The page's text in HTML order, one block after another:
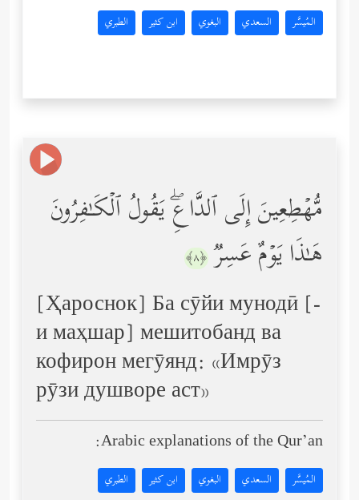
المُيسَّر السعدي البغوي ابن كثير الطبري
مُّهۡطِعِینَ إِلَى ٱلدَّاعِۖ یَقُولُ ٱلۡكَـٰفِرُونَ
هَـٰذَا یَوۡمٌ عَسِرࣱ ﴿٨﴾
[Ҳароснок] Ба сӯйи мунодӣ [-
и маҳшар] мешитобанд ва
кофирон мегӯянд: «Имрӯз
рӯзи душворе аст»
Arabic explanations of the Qur’an:
المُيسَّر السعدي البغوي ابن كثير الطبري